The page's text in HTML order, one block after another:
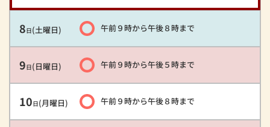
8日(土曜日) 午前９時から午後８時まで
9日(日曜日) 午前９時から午後５時まで
10日(月曜日) 午前９時から午後８時まで